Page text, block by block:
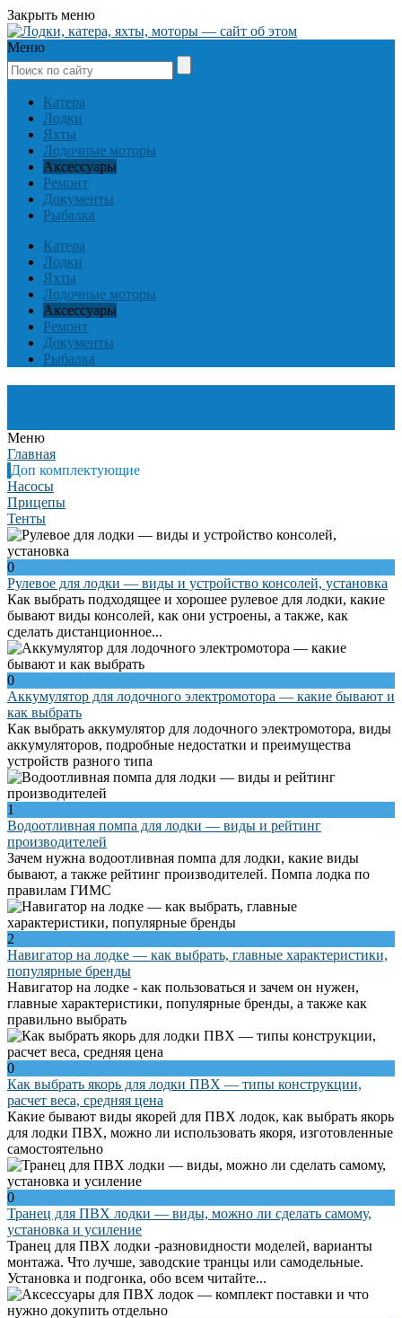
Закрыть меню
Меню
Катера
Лодки
Яхты
Лодочные моторы
Аксессуары
Ремонт
Документы
Рыбалка
Катера
Лодки
Яхты
Лодочные моторы
Аксессуары
Ремонт
Документы
Рыбалка
Меню
Главная
Доп комплектующие
Насосы
Прицепы
Тенты
0
Рулевое для лодки — виды и устройство консолей, установка
Как выбрать подходящее и хорошее рулевое для лодки, какие
бывают виды консолей, как они устроены, а также, как
сделать дистанционное...
0
Аккумулятор для лодочного электромотора — какие бывают и
как выбрать
Как выбрать аккумулятор для лодочного электромотора, виды
аккумуляторов, подробные недостатки и преимущества
устройств разного типа
1
Водоотливная помпа для лодки — виды и рейтинг
производителей
Зачем нужна водоотливная помпа для лодки, какие виды
бывают, а также рейтинг производителей. Помпа лодка по
правилам ГИМС
2
Навигатор на лодке — как выбрать, главные характеристики,
популярные бренды
Навигатор на лодке - как пользоваться и зачем он нужен,
главные характеристики, популярные бренды, а также как
правильно выбрать
0
Как выбрать якорь для лодки ПВХ — типы конструкции,
расчет веса, средняя цена
Какие бывают виды якорей для ПВХ лодок, как выбрать якорь
для лодки ПВХ, можно ли использовать якоря, изготовленные
самостоятельно
0
Транец для ПВХ лодки — виды, можно ли сделать самому,
установка и усиление
Транец для ПВХ лодки -разновидности моделей, варианты
монтажа. Что лучше, заводские транцы или самодельные.
Установка и подгонка, обо всем читайте...